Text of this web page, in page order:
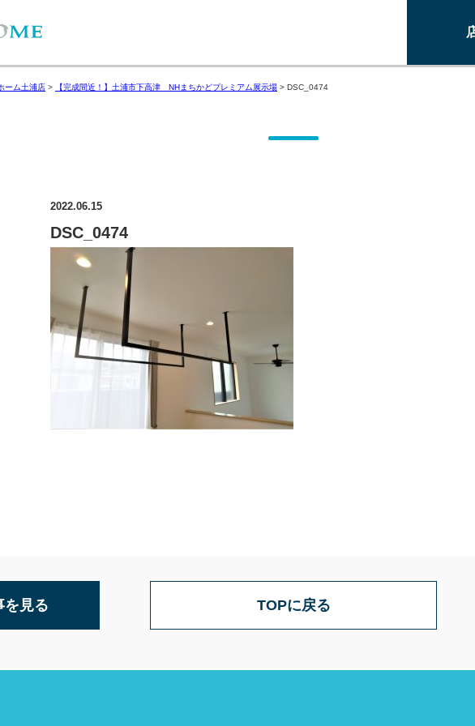
ーム土浦店 > 【完成間近！】土浦市下高津 NHまちかどプレミアム展示場 > DSC_0474
2022.06.15
DSC_0474
を見る TOPに戻る